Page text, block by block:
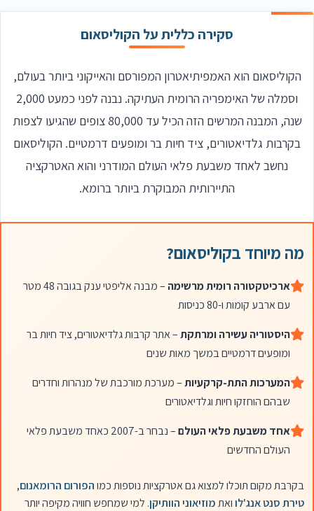
סקירה כללית על הקוליסאום
הקוליסאום הוא האמפיתיאטרון המפורסם והאייקוני ביותר בעולם,
וסמלה של האימפריה הרומית העתיקה. נבנה לפני כמעט 2,000
שנה, המבנה המרשים הזה הכיל עד 80,000 צופים שהגיעו לצפות
בקרבות גלדיאטורים, ציד חיות בר ומופעים דרמטיים. הקוליסאום
נחשב לאחד משבעת פלאי העולם המודרני והוא האטרקציה
התיירותית המבוקרת ביותר ברומא.
מה מיוחד בקוליסאום?
ארכיטקטורה רומית מרשימה
– מבנה אליפטי ענק בגובה 48 מטר
עם ארבע קומות ו-80 כניסות
היסטוריה עשירה ומרתקת– אתר קרבות גלדיאטורים, ציד חיות בר
ומופעים דרמטיים במשך מאות שנים
המערכות התת-קרקעיות– מערכת מורכבת של מנהרות וחדרים
שבהם הוחזקו חיות וגלדיאטורים
אחד משבעת פלאי העולם
– נבחר ב-2007 כאחד משבעת פלאי
העולם החדשים
בקרבת מקום תוכלו למצוא גם אטרקציות נוספות כמוהפורום הרומאנום,
טירת סנט אנג'לוואתמוזיאוני הוותיקן. למי שמחפש חוויה מקיפה יותר